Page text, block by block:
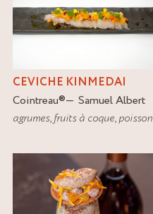
CEVICHE KINMEDAI
Cointreau®
Samuel Albert
agrumes,fruits à coque,poisson